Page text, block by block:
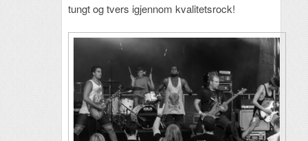
tungt og tvers igjennom kvalitetsrock!